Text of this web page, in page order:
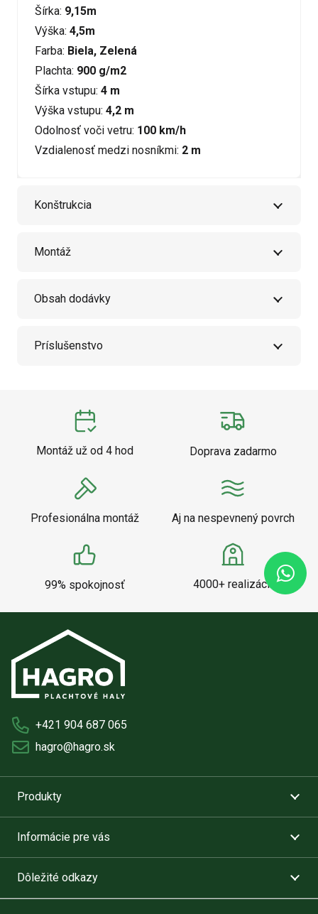
Šírka: 9,15m
Výška: 4,5m
Farba: Biela, Zelená
Plachta: 900 g/m2
Šírka vstupu: 4 m
Výška vstupu: 4,2 m
Odolnosť voči vetru: 100 km/h
Vzdialenosť medzi nosníkmi: 2 m
Konštrukcia
Montáž
Obsah dodávky
Príslušenstvo
Montáž už od 4 hod Doprava zadarmo
Profesionálna montáž Aj na nespevnený povrch
99% spokojnosť 4000+ realizácií
+421 904 687 065
hagro@hagro.sk
Produkty
Informácie pre vás
Dôležité odkazy